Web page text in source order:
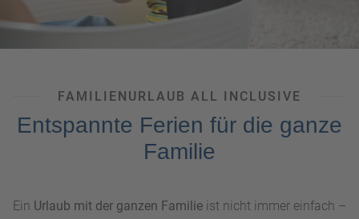
FAMILIENURLAUB ALL INCLUSIVE
Entspannte Ferien für die ganze
Familie
Ein Urlaub mit der ganzen Familie ist nicht immer einfach –